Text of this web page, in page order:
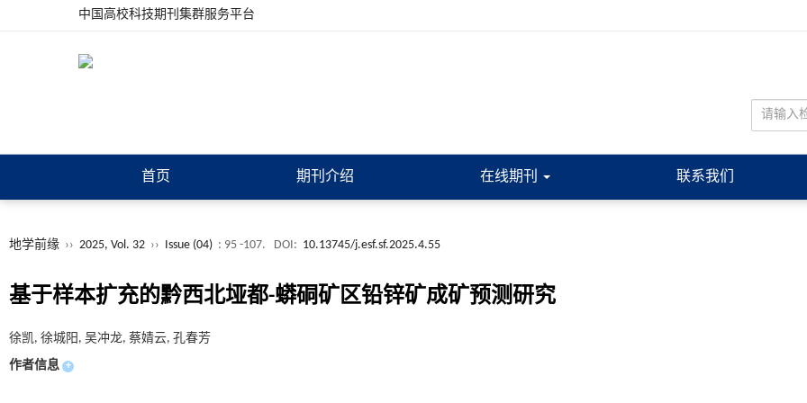
中国高校科技期刊集群服务平台
首页 期刊介绍 在线期刊 联系我们
地学前缘 ›› 2025, Vol. 32 ›› Issue (04) : 95 -107. DOI: 10.13745/j.esf.sf.2025.4.55
基于样本扩充的黔西北垭都-蟒硐矿区铅锌矿成矿预测研究
徐凯, 徐城阳, 吴冲龙, 蔡婧云, 孔春芳
作者信息 +